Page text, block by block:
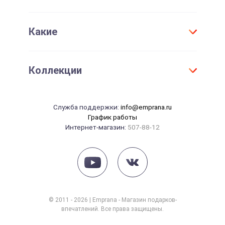
Активировать сертификат
Для детей
Юбилей
Свадьба
Рождение ребенка
Какие
Необычные
Сувениры
Коллекции
Фотосессия
Служба поддержки: info@emprana.ru
График работы
Интернет-магазин: 507-88-12
© 2011 - 2026 | Emprana - Магазин подарков-
впечатлений. Все права защищены.